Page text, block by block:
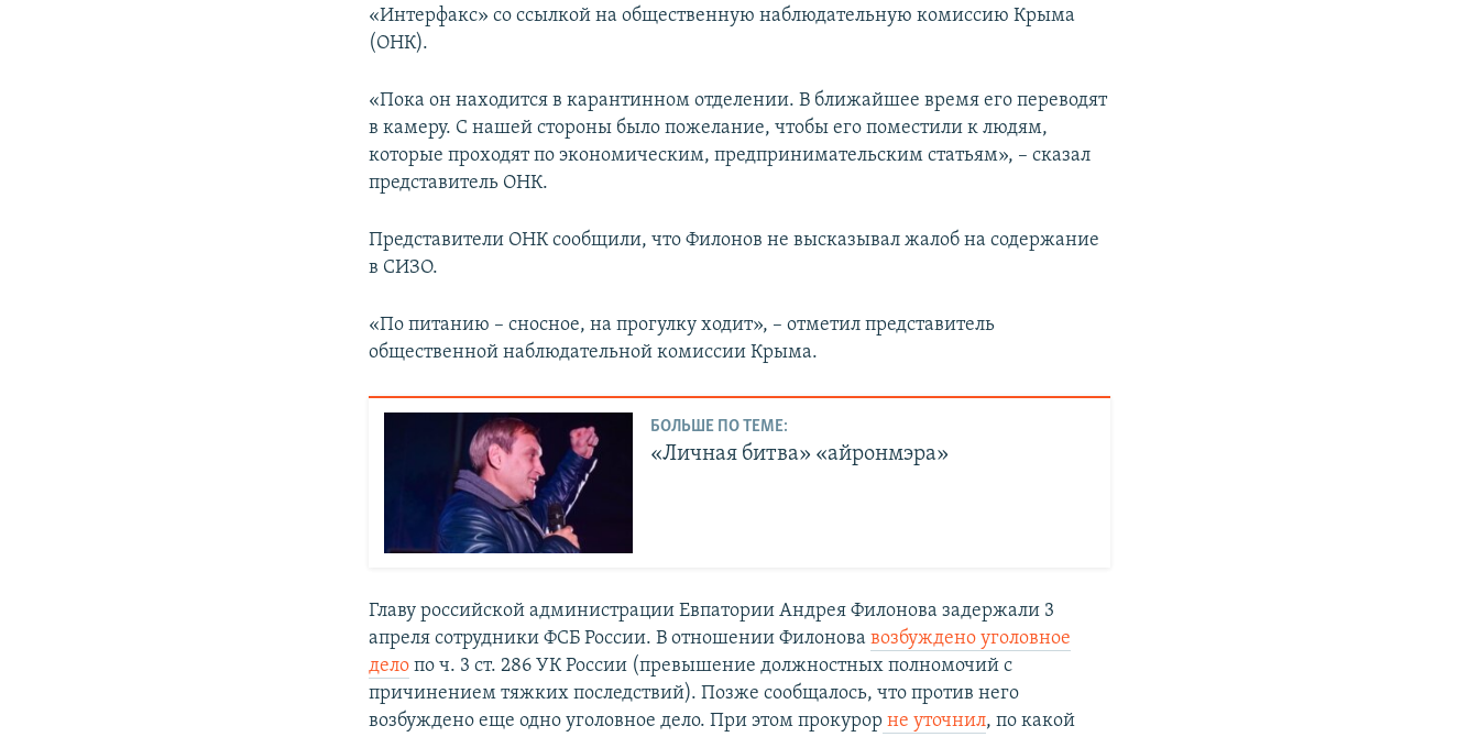
«Интерфакс» со ссылкой на общественную наблюдательную комиссию Крыма
(ОНК).
«Пока он находится в карантинном отделении. В ближайшее время его переводят
в камеру. С нашей стороны было пожелание, чтобы его поместили к людям,
которые проходят по экономическим, предпринимательским статьям», – сказал
представитель ОНК.
Представители ОНК сообщили, что Филонов не высказывал жалоб на содержание
в СИЗО.
«По питанию – сносное, на прогулку ходит», – отметил представитель
общественной наблюдательной комиссии Крыма.
БОЛЬШЕ ПО ТЕМЕ:
«Личная битва» «айронмэра»
Главу российской администрации Евпатории Андрея Филонова задержали 3
апреля сотрудники ФСБ России. В отношении Филоновавозбуждено уголовное
дело по ч. 3 ст. 286 УК России (превышение должностных полномочий с
причинением тяжких последствий). Позже сообщалось, что против него
возбуждено еще одно уголовное дело. При этом прокурор не уточнил, по какой